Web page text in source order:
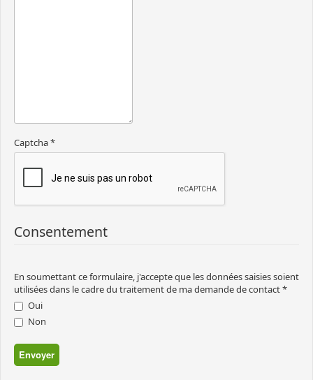
Captcha*
Consentement
En soumettant ce formulaire, j'accepte que les données saisies soient
utilisées dans le cadre du traitement de ma demande de contact*
Oui
Non
Envoyer